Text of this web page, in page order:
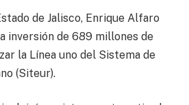
de Jalisco, Enrique Alfaro
inversión de 689 millones de
la Línea uno del Sistema de
(Siteur).